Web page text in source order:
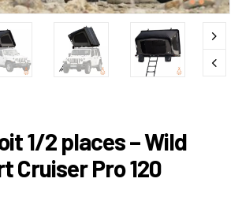
1/2 places – Wild
Cruiser Pro 120